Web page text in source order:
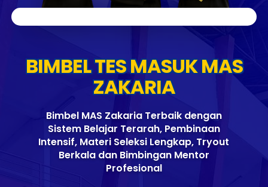
BIMBEL TES MASUK MAS
ZAKARIA
Bimbel MAS Zakaria Terbaik dengan
Sistem Belajar Terarah, Pembinaan
Intensif, Materi Seleksi Lengkap, Tryout
Berkala dan Bimbingan Mentor
Profesional